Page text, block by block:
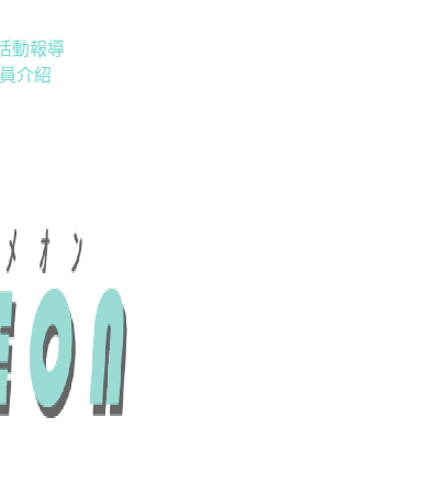
動報導
介紹